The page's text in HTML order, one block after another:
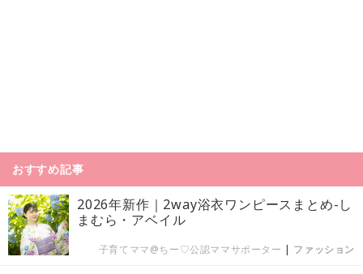
おすすめ記事
2026年新作｜2way浴衣ワンピースまとめ-し
まむら・アベイル
子育てママ@ちー♡公認ママサポーター | ファッション